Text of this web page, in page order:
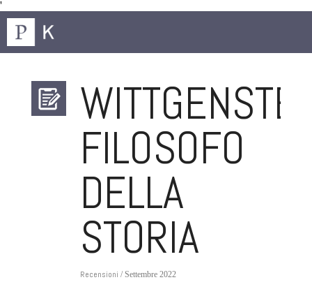
'
FILOSOFO
DELLA
STORIA
Recensioni / Settembre 2022